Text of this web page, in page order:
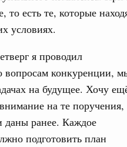
то есть те, которые
условиях.
я проводил
вопросам конкуренции,
на будущее. Хочу
на те поручения,
даны ранее. Каждое
подготовить план
развития
в городах ДНР
итогам стратегической
труда
Спортивных игр